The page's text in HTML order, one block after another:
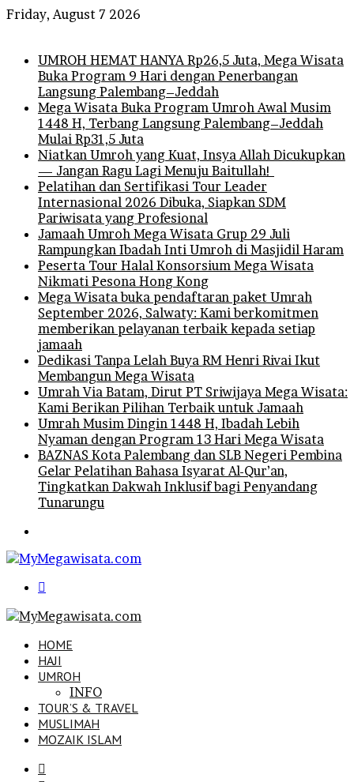
Friday, August 7 2026
UMROH HEMAT HANYA Rp26,5 Juta, Mega Wisata
Buka Program 9 Hari dengan Penerbangan
Langsung Palembang–Jeddah
Mega Wisata Buka Program Umroh Awal Musim
1448 H, Terbang Langsung Palembang–Jeddah
Mulai Rp31,5 Juta
Niatkan Umroh yang Kuat, Insya Allah Dicukupkan
— Jangan Ragu Lagi Menuju Baitullah!
Pelatihan dan Sertifikasi Tour Leader
Internasional 2026 Dibuka, Siapkan SDM
Pariwisata yang Profesional
Jamaah Umroh Mega Wisata Grup 29 Juli
Rampungkan Ibadah Inti Umroh di Masjidil Haram
Peserta Tour Halal Konsorsium Mega Wisata
Nikmati Pesona Hong Kong
Mega Wisata buka pendaftaran paket Umrah
September 2026, Salwaty: Kami berkomitmen
memberikan pelayanan terbaik kepada setiap
jamaah
Dedikasi Tanpa Lelah Buya RM Henri Rivai Ikut
Membangun Mega Wisata
Umrah Via Batam, Dirut PT Sriwijaya Mega Wisata:
Kami Berikan Pilihan Terbaik untuk Jamaah
Umrah Musim Dingin 1448 H, Ibadah Lebih
Nyaman dengan Program 13 Hari Mega Wisata
BAZNAS Kota Palembang dan SLB Negeri Pembina
Gelar Pelatihan Bahasa Isyarat Al-Qur’an,
Tingkatkan Dakwah Inklusif bagi Penyandang
Tunarungu
HOME
HAJI
UMROH
INFO
TOUR’S & TRAVEL
MUSLIMAH
MOZAIK ISLAM